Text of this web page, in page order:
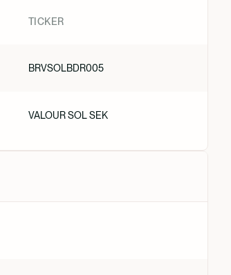
TICKER
BRVSOLBDR005
VALOUR SOL SEK